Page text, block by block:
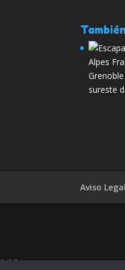
sureste
Aviso Legal
1.4.2